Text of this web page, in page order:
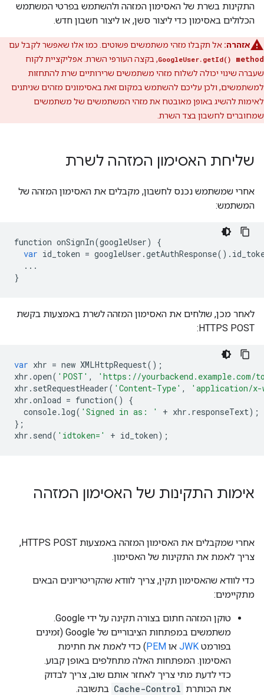
התקינות בשרת של האסימון המזהה ולהשתמש בפרטי המשתמש
הכלולים באסימון כדי ליצור סשן, או ליצור חשבון חדש.
אזהרה: אל תקבלו מזהי משתמשים פשוטים. כמו אלו שאפשר לקבל עם
GoogleUser.getId() method
, בקצה העורפי השרת. אפליקציית לקוח
שעברה שינוי יכולה לשלוח מזהי משתמשים שרירותיים שרת להתחזות
למשתמשים, ולכן עליכם להשתמש במקום זאת באסימונים מזהים שניתנים
לאימות להשיג באופן מאובטח את מזהי המשתמשים של משתמשים
שמחוברים לחשבון בצד השרת.
שליחת האסימון המזהה לשרת
אחרי שמשתמש נכנס לחשבון, מקבלים את האסימון המזהה של
המשתמש:
function onSignIn(googleUser)
{
var id_token = googleUser .getAuthResponse() .
...
}
לאחר מכן, שולחים את האסימון המזהה לשרת באמצעות בקשת
HTTPS POST:
var xhr = new XMLHttpRequest();
xhr .open( 'POST' ,
'https://yourbackend.example.com/
xhr . setRequestHeader( 'Content-Type' ,
'application/x-
xhr .onload = function()
{
console. log( 'Signed in as: ' + xhr . responseText);
};
xhr . send( 'idtoken=' + id_token);
אימות התקינות של האסימון המזהה
אחרי שמקבלים את האסימון המזהה באמצעות HTTPS POST,
צריך לאמת את התקינות של האסימון.
כדי לוודא שהאסימון תקין, צריך לוודא שהקריטריונים הבאים
מתקיימים:
טוקן המזהה חתום בצורה תקינה על ידי Google.
משתמשים במפתחות הציבוריים של Google (זמינים
בפורמט JWK או PEM) כדי לאמת את חתימת
האסימון. המפתחות האלה מתחלפים באופן קבוע.
כדי לדעת מתי צריך לאחזר אותם שוב, צריך לבדוק
את הכותרת Cache-Control בתשובה.